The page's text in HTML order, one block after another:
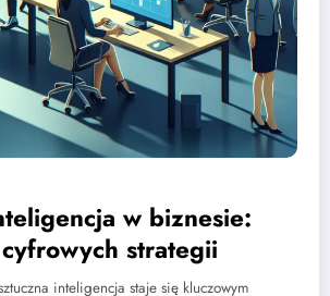
w biznesie:
strategii
inteligencja staje się kluczowym